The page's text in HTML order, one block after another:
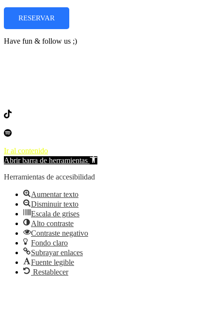
RESERVAR
Have fun & follow us ;)
Ir al contenido
Abrir barra de herramientas
Herramientas de accesibilidad
Aumentar texto
Disminuir texto
Escala de grises
Alto contraste
Contraste negativo
Fondo claro
Subrayar enlaces
Fuente legible
Restablecer